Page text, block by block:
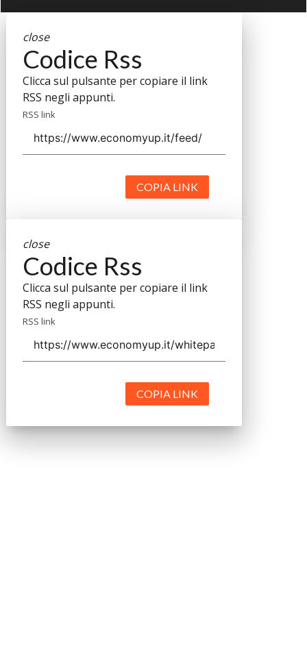
close
Codice Rss
Clicca sul pulsante per copiare il link
RSS negli appunti.
RSS link
COPIA LINK
close
Codice Rss
Clicca sul pulsante per copiare il link
RSS negli appunti.
RSS link
COPIA LINK